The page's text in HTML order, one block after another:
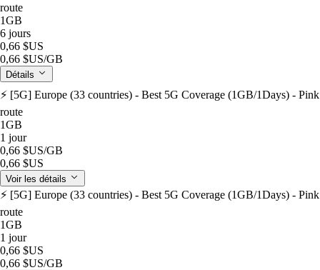
route
1GB
6 jours
0,66 $US
0,66 $US/GB
Détails
⚡️ [5G] Europe (33 countries) - Best 5G Coverage (1GB/1Days) - Pink
route
1GB
1 jour
0,66 $US/GB
0,66 $US
Voir les détails
⚡️ [5G] Europe (33 countries) - Best 5G Coverage (1GB/1Days) - Pink
route
1GB
1 jour
0,66 $US
0,66 $US/GB